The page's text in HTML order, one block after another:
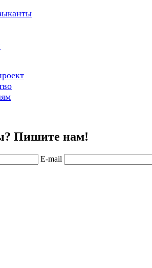
Пишите нам!
E-mail